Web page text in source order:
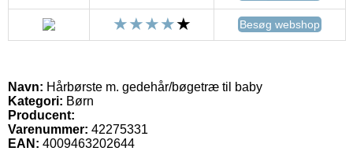
Besøg webshop
Navn: Hårbørste m. gedehår/bøgetræ til baby
Kategori: Børn
Producent:
Varenummer: 42275331
EAN: 4009463202644